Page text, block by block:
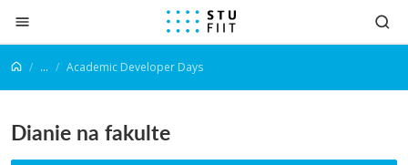
Prejsť na obsah
... Academic Developer Days
Dianie na fakulte